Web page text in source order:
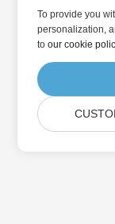
To provide you
personalization,
toour cookie